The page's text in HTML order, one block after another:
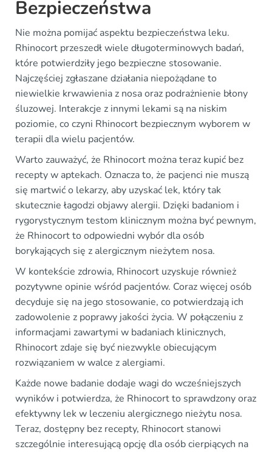
Bezpieczeństwa
Nie można pomijać aspektu bezpieczeństwa leku.
Rhinocort przeszedł wiele długoterminowych badań,
które potwierdziły jego bezpieczne stosowanie.
Najczęściej zgłaszane działania niepożądane to
niewielkie krwawienia z nosa oraz podrażnienie błony
śluzowej. Interakcje z innymi lekami są na niskim
poziomie, co czyni Rhinocort bezpiecznym wyborem w
terapii dla wielu pacjentów.
Warto zauważyć, że Rhinocort można teraz kupić bez
recepty w aptekach. Oznacza to, że pacjenci nie muszą
się martwić o lekarzy, aby uzyskać lek, który tak
skutecznie łagodzi objawy alergii. Dzięki badaniom i
rygorystycznym testom klinicznym można być pewnym,
że Rhinocort to odpowiedni wybór dla osób
borykających się z alergicznym nieżytem nosa.
W kontekście zdrowia, Rhinocort uzyskuje również
pozytywne opinie wśród pacjentów. Coraz więcej osób
decyduje się na jego stosowanie, co potwierdzają ich
zadowolenie z poprawy jakości życia. W połączeniu z
informacjami zawartymi w badaniach klinicznych,
Rhinocort zdaje się być niezwykle obiecującym
rozwiązaniem w walce z alergiami.
Każde nowe badanie dodaje wagi do wcześniejszych
wyników i potwierdza, że Rhinocort to sprawdzony oraz
efektywny lek w leczeniu alergicznego nieżytu nosa.
Teraz, dostępny bez recepty, Rhinocort stanowi
szczególnie interesującą opcję dla osób cierpiących na